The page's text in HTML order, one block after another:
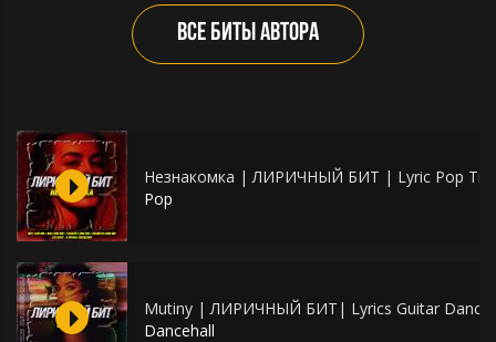
ВСЕ БИТЫ АВТОРА
Незнакомка | ЛИРИЧНЫЙ БИТ | Lyric Pop
Pop
Mutiny | ЛИРИЧНЫЙ БИТ| Lyrics Guitar
Dancehall